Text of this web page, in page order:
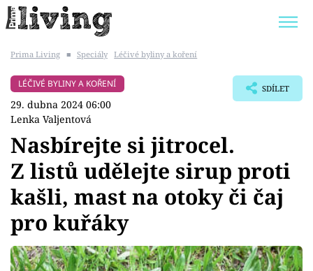
BYDLENÍ SLAVNÝCH
ZAHRADA
Témata
Bydlení
Zahrada
Prima Living ■ Speciály Léčivé byliny a koření
LÉČIVÉ BYLINY A KOŘENÍ
29. dubna 2024 06:00
Lenka Valjentová
SDÍLET
Nasbírejte si jitrocel.
Z listů udělejte sirup proti
kašli, mast na otoky či čaj
pro kuřáky